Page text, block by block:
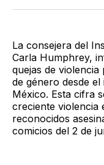
TwitterFacebook
La consejera del
Carla Humphrey,
quejas de
de género desde
México. Esta cifra
creciente violencia
reconocidos
comicios del 2 de